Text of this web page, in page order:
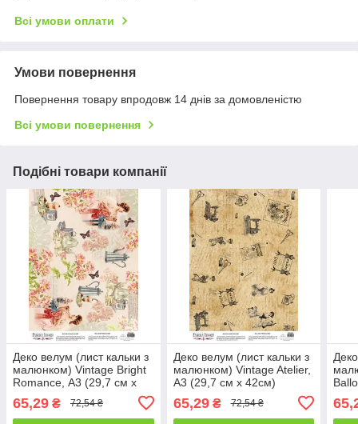
Всі умови оплати
Умови повернення
Повернення товару впродовж 14 днів за домовленістю
Всі умови повернення
Подібні товари компанії
Деко велум (лист кальки з
малюнком) Vintage Bright
Romance, А3 (29,7 см х
65,29 ₴ 72,54 ₴
Деко велум (лист кальки з
малюнком) Vintage Atelier,
А3 (29,7 см х 42см)
65,29₴ 72,54 ₴